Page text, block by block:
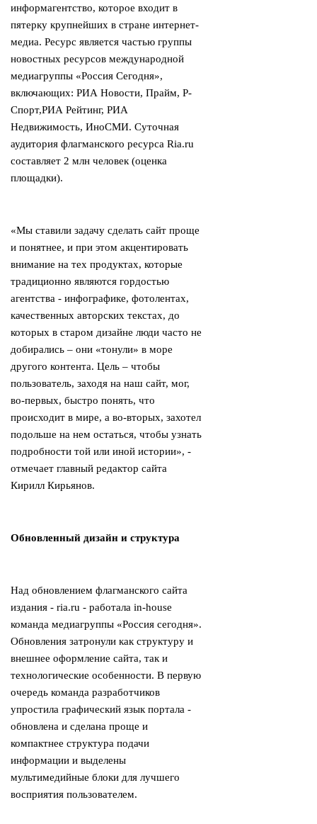
информагентство, которое входит в
пятерку крупнейших в стране интернет-
медиа. Ресурс является частью группы
новостных ресурсов международной
медиагруппы «Россия Сегодня»,
включающих: РИА Новости, Прайм, Р-
Спорт,РИА Рейтинг, РИА
Недвижимость, ИноСМИ. Суточная
аудитория флагманского ресурса Ria.ru
составляет 2 млн человек (оценка
площадки).
«Мы ставили задачу сделать сайт проще
и понятнее, и при этом акцентировать
внимание на тех продуктах, которые
традиционно являются гордостью
агентства - инфографике, фотолентах,
качественных авторских текстах, до
которых в старом дизайне люди часто не
добирались – они «тонули» в море
другого контента. Цель – чтобы
пользователь, заходя на наш сайт, мог,
во-первых, быстро понять, что
происходит в мире, а во-вторых, захотел
подольше на нем остаться, чтобы узнать
подробности той или иной истории», -
отмечает главный редактор сайта
Кирилл Кирьянов.
Обновленный дизайн и структура
Над обновлением флагманского сайта
издания - ria.ru - работала in-house
команда медиагруппы «Россия сегодня».
Обновления затронули как структуру и
внешнее оформление сайта, так и
технологические особенности. В первую
очередь команда разработчиков
упростила графический язык портала -
обновлена и сделана проще и
компактнее структура подачи
информации и выделены
мультимедийные блоки для лучшего
восприятия пользователем.